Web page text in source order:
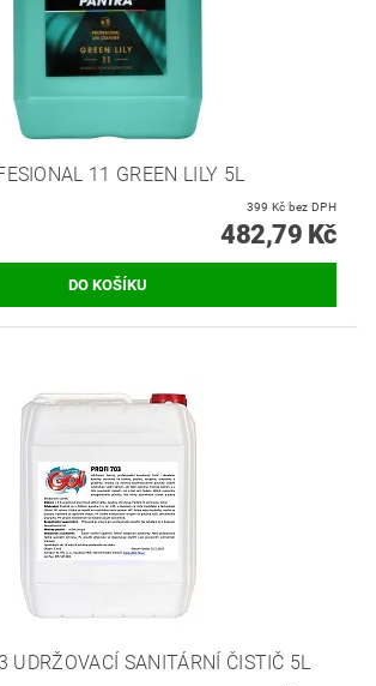
11 GREEN LILY 5L
399 Kč bez DPH
482,79 Kč
UDRŽOVACÍ SANITÁRNÍ ČISTIČ 5L